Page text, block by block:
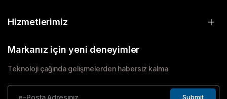
Hizmetlerimiz
Markanız için yeni deneyimler
Teknoloji çağında gelişmelerden habersiz kalma
Submit